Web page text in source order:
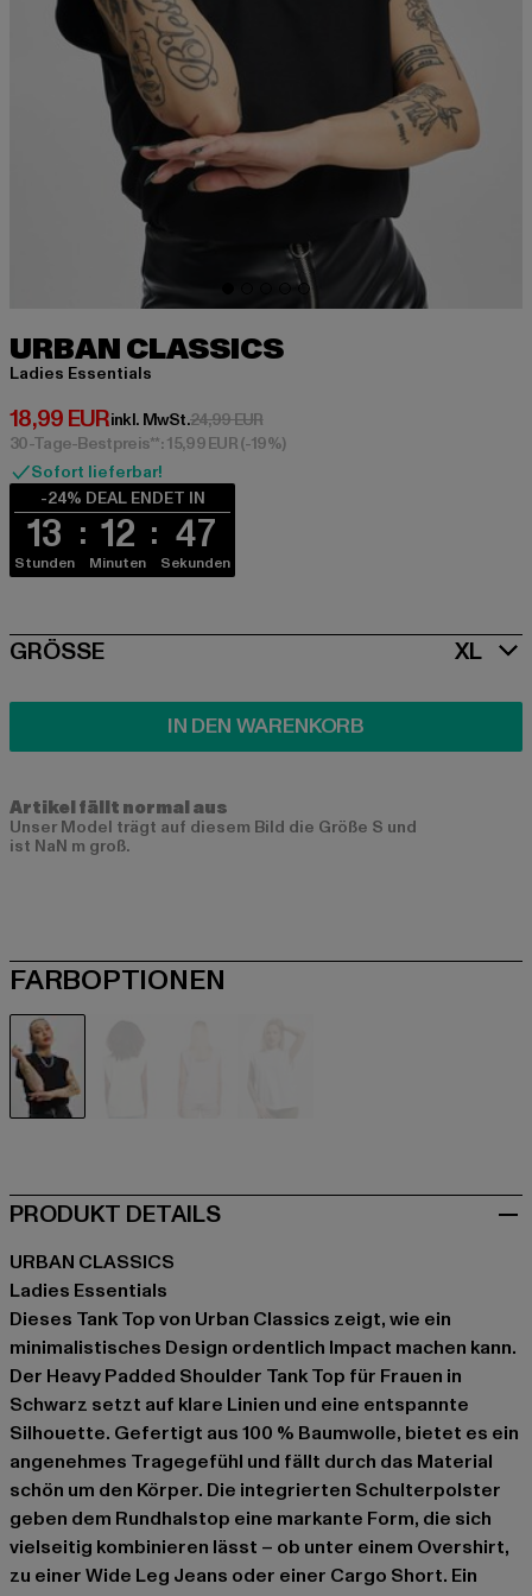
URBAN CLASSICS
Ladies Essentials
18,99 EUR
Derzeitiger Preis: 18,99 EUR
inkl. MwSt.24,99 EURAktionspreis: 24,99 EUR
30-Tage-Bestpreis**: 15,99 EUR(-19%)
Sofort lieferbar!
-24% DEAL ENDET IN
13
Stunden
12
Minuten
46
Sekunden
SIZE
GRÖSSE XL
IN DEN WARENKORB
Artikel fällt normal aus
Unser Model trägt auf diesem Bild die Größe S und
ist NaN m groß.
FARBOPTIONEN
PRODUKT DETAILS
URBAN CLASSICS
Ladies Essentials
Dieses Tank Top von Urban Classics zeigt, wie ein
minimalistisches Design ordentlich Impact machen kann.
Der Heavy Padded Shoulder Tank Top für Frauen in
Schwarz setzt auf klare Linien und eine entspannte
Silhouette. Gefertigt aus 100 % Baumwolle, bietet es ein
angenehmes Tragegefühl und fällt durch das Material
schön um den Körper. Die integrierten Schulterpolster
geben dem Rundhalstop eine markante Form, die sich
vielseitig kombinieren lässt – ob unter einem Overshirt,
zu einer Wide Leg Jeans oder einer Cargo Short. Ein